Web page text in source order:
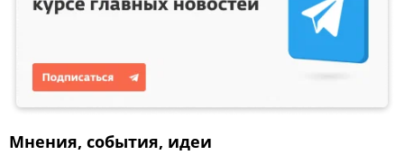
Мнения, события, идеи